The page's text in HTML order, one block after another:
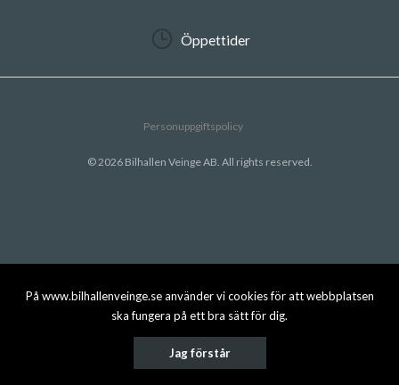
På www.bilhallenveinge.se använder vi cookies för att webbplatsen
ska fungera på ett bra sätt för dig.
Jag förstår
Öppettider
© 2026 Bilhallen Veinge AB. All rights reserved.
Personuppgiftspolicy